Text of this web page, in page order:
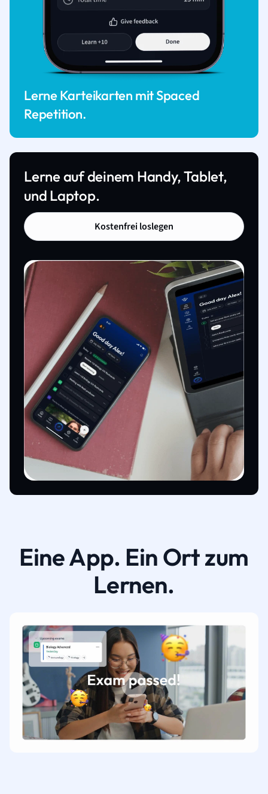
Lerne Karteikarten mit Spaced
Repetition.
Lerne auf deinem Handy, Tablet,
und Laptop.
Kostenfrei loslegen
Eine App. Ein Ort zum
Lernen.